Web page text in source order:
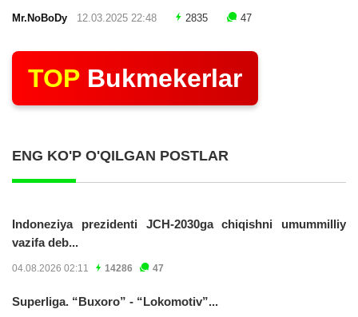
Mr.NoBoDy 12.03.2025 22:48 2835 47
TOP Bukmekerlar
ENG KO'P O'QILGAN POSTLAR
Indoneziya prezidenti JCH-2030ga chiqishni umummilliy
vazifa deb...
04.08.2026 02:11 14286 47
Superliga. “Buxoro” - “Lokomotiv”...